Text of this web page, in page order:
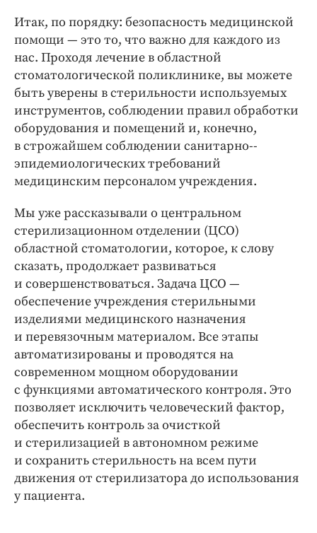
Итак, по порядку: безопасность медицинской
помощи — это то, что важно для каждого из
нас. Проходя лечение в областной
стоматологической поликлинике, вы можете
быть уверены в стерильности используемых
инструментов, соблюдении правил обработки
оборудования и помещений и, конечно,
в строжайшем соблюдении санитарно-­
эпидемиологических требований
медицинским персоналом учреждения.
Мы уже рассказывали о центральном
стерилизационном отделении (ЦСО)
областной стоматологии, которое, к слову
сказать, продолжает развиваться
и совершенствоваться. Задача ЦСО —
обеспечение учреждения стерильными
изделиями медицинского назначения
и перевязочным материалом. Все этапы
автоматизированы и проводятся на
современном мощном оборудовании
с функциями автоматического контроля. Это
позволяет исключить человеческий фактор,
обеспечить контроль за очисткой
и стерилизацией в автономном режиме
и сохранить стерильность на всем пути
движения от стерилизатора до использования
у пациента.